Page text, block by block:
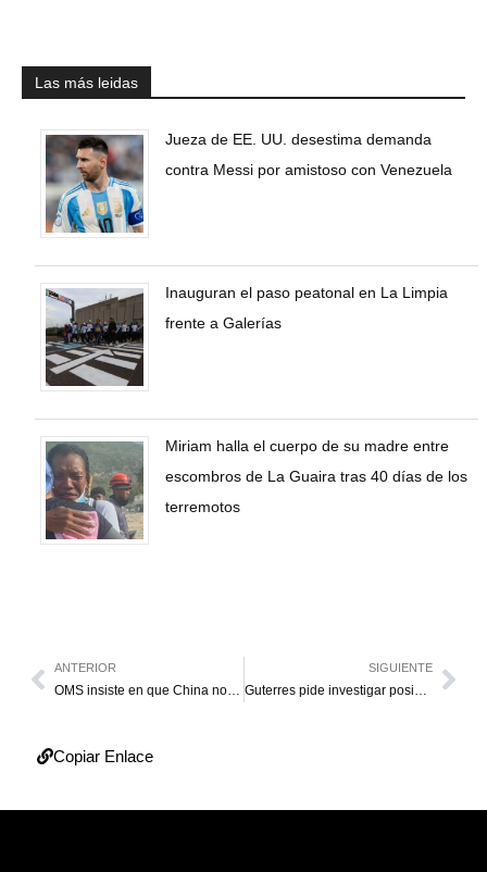
Las más leidas
Jueza de EE. UU. desestima demanda
contra Messi por amistoso con Venezuela
Inauguran el paso peatonal en La Limpia
frente a Galerías
Miriam halla el cuerpo de su madre entre
escombros de La Guaira tras 40 días de los
terremotos
ANTERIOR SIGUIENTE
Copiar Enlace